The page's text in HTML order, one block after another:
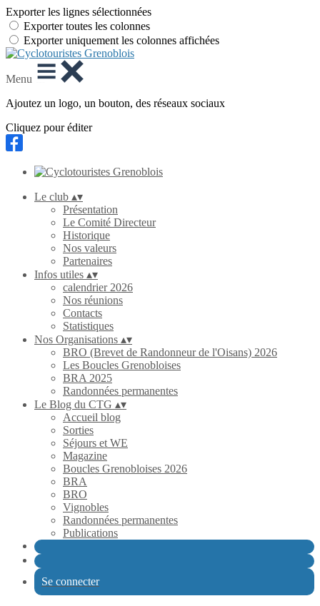
Exporter les lignes sélectionnées
Exporter toutes les colonnes
Exporter uniquement les colonnes affichées
Menu
Ajoutez un logo, un bouton, des réseaux sociaux
Cliquez pour éditer
Le club ▴▾
Présentation
Le Comité Directeur
Historique
Nos valeurs
Partenaires
Infos utiles ▴▾
calendrier 2026
Nos réunions
Contacts
Statistiques
Nos Organisations ▴▾
BRO (Brevet de Randonneur de l'Oisans) 2026
Les Boucles Grenobloises
BRA 2025
Randonnées permanentes
Le Blog du CTG ▴▾
Accueil blog
Sorties
Séjours et WE
Magazine
Boucles Grenobloises 2026
BRA
BRO
Vignobles
Randonnées permanentes
Publications
Se connecter